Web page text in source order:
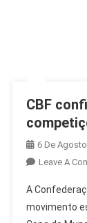
CBF
6 De
Leave A
A
movimento